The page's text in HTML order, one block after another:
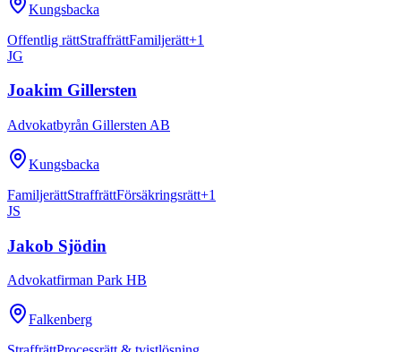
Kungsbacka
Offentlig rättStraffrättFamiljerätt+1
JG
Joakim Gillersten
Advokatbyrån Gillersten AB
Kungsbacka
FamiljerättStraffrättFörsäkringsrätt+1
JS
Jakob Sjödin
Advokatfirman Park HB
Falkenberg